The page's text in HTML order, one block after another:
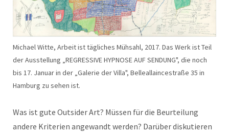
Michael Witte, Arbeit ist tägliches Mühsahl, 2017. Das Werk ist Teil
der Ausstellung „REGRESSIVE HYPNOSE AUF SENDUNG", die noch
bis 17. Januar in der „Galerie der Villa", Belleallaincestraße 35 in
Hamburg zu sehen ist.
Was ist gute Outsider Art? Müssen für die Beurteilung
andere Kriterien angewandt werden? Darüber diskutieren